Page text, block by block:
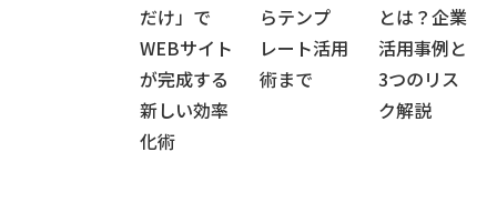
だけ」で
WEBサイト
が完成する
新しい効率
化術
らテンプ
レート活用
術まで
とは？企業
活用事例と
3つのリス
ク解説